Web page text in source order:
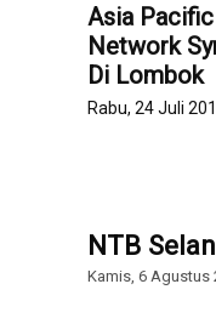
Asia
Network
Di Lombok
Rabu, 24 Juli
NTB
Kamis, 6 Agustus